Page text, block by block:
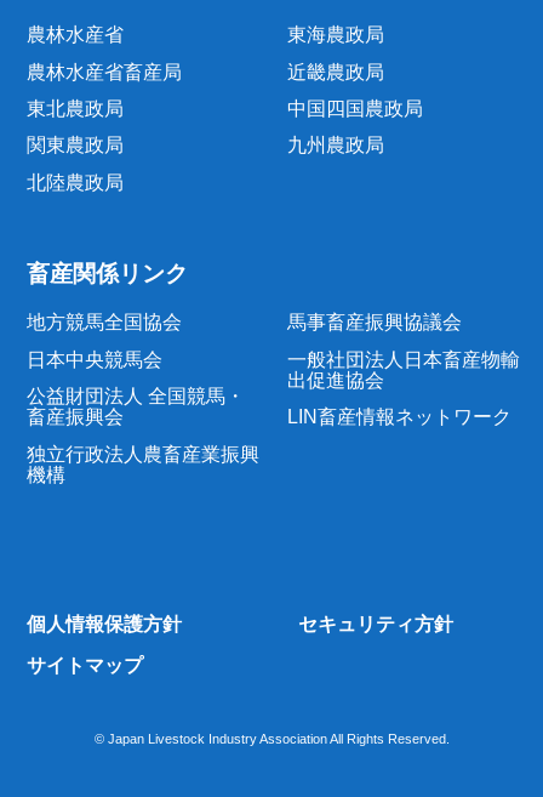
農林水産省
農林水産省畜産局
東北農政局
関東農政局
北陸農政局
東海農政局
近畿農政局
中国四国農政局
九州農政局
畜産関係リンク
地方競馬全国協会
日本中央競馬会
公益財団法人 全国競馬・
畜産振興会
独立行政法人農畜産業振興
機構
馬事畜産振興協議会
一般社団法人日本畜産物輸
出促進協会
LIN畜産情報ネットワーク
個人情報保護方針 セキュリティ方針
サイトマップ
© Japan Livestock Industry Association All Rights Reserved.